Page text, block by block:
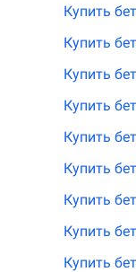
Купить
Купить
Купить
Купить
Купить
Купить
Купить
Купить
Купить